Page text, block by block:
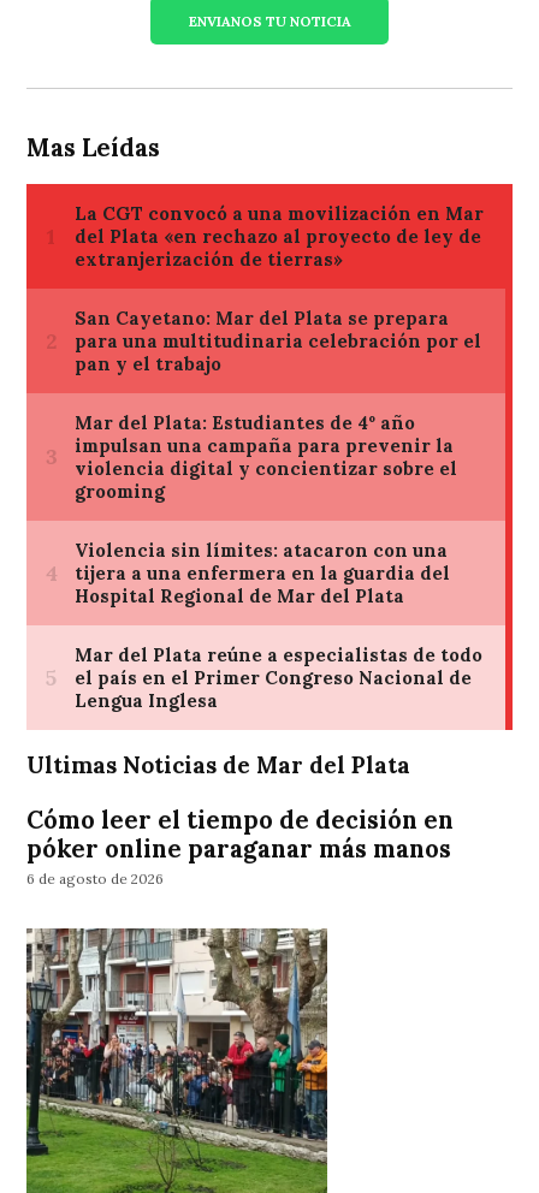
ENVIANOS TU NOTICIA
Mas Leídas
Ultimas Noticias de Mar del Plata
Cómo leer el tiempo de decisión en
póker online paraganar más manos
6 de agosto de 2026